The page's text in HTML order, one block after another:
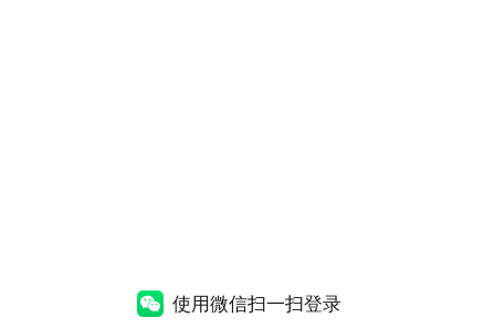
使用微信扫一扫登录